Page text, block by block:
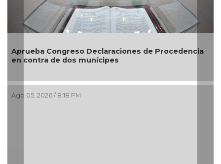
Entrega DIF Municipal de Veracruz cerca de 100
credenciales de discapacidad
Ago 05, 2026 / 7:20 PM